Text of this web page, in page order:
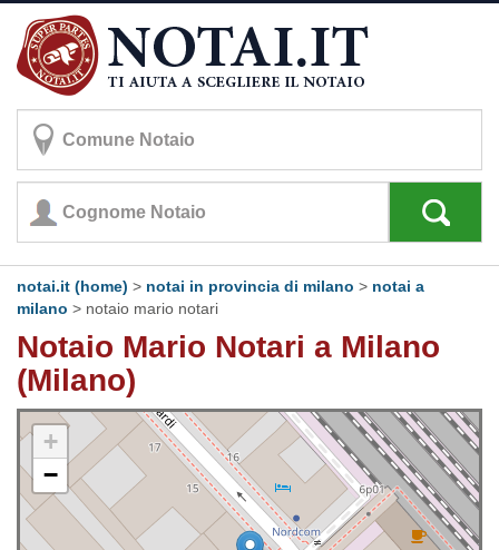
notai.it (home) > notai in provincia di milano > notai a
milano > notaio mario notari
Notaio Mario Notari a Milano
(Milano)
+
−